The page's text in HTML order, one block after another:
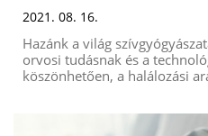
2021. 08. 16.
Hazánk a világ
orvosi tudásnak és a
köszönhetően, a halálozási